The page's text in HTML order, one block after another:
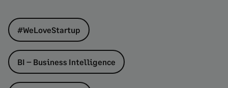
#WeLoveStartup
BI – Business Intelligence